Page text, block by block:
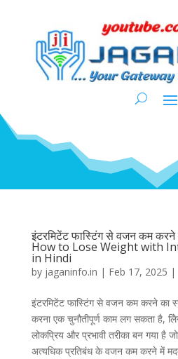
इंटरमिटेंट फास्टिंग से वजन कम करने
How to Lose Weight with
in Hindi
by jaganinfo.in | Feb 17, 2025 |
इंटरमिटेंट फास्टिंग से वजन कम करने का
करना एक चुनौतीपूर्ण काम लग सकता है,
लोकप्रिय और प्रभावी तरीका बन गया है
अत्यधिक प्रतिबंध के वजन कम करने में